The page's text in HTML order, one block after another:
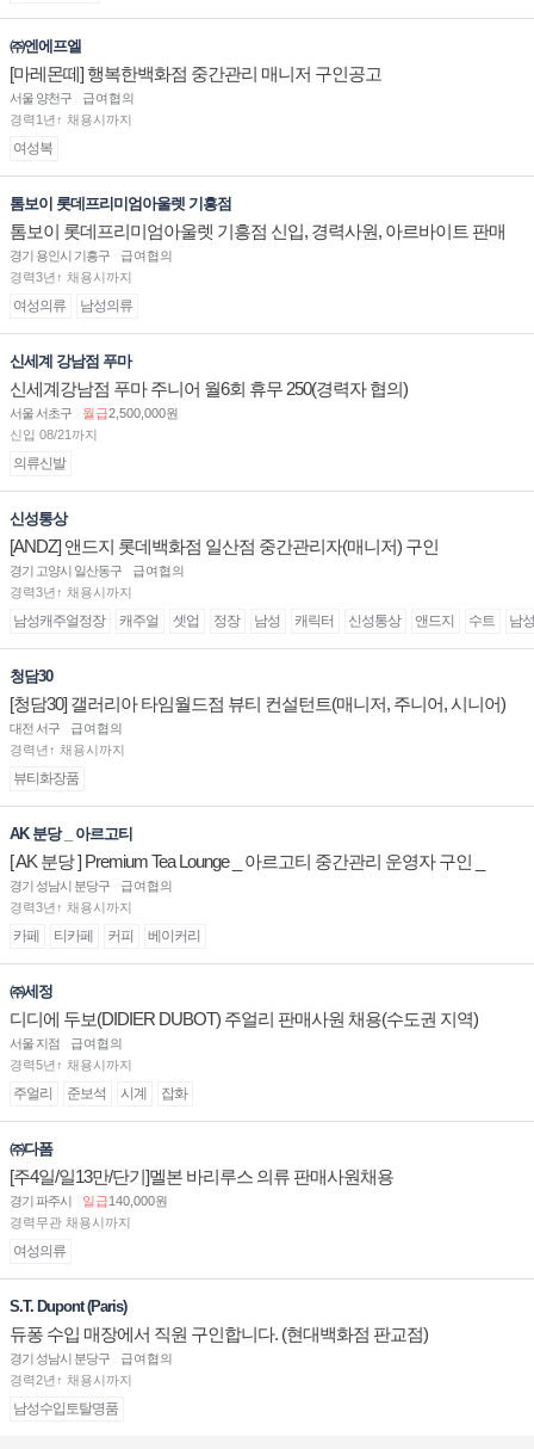
㈜엔에프엘
[마레몬떼] 행복한백화점 중간관리 매니저 구인공고
서울 양천구
급여협의
경력1년↑ 채용시까지
여성복
톰보이 롯데프리미엄아울렛 기흥점
톰보이 롯데프리미엄아울렛 기흥점 신입, 경력사원, 아르바이트 판매
직 구인합니다.
경기 용인시 기흥구
급여협의
경력3년↑ 채용시까지
여성의류 남성의류
신세계 강남점 푸마
신세계강남점 푸마 주니어 월6회 휴무 250(경력자 협의)
서울 서초구 월급2,500,000원
신입 08/21까지
의류신발
신성통상
[ANDZ] 앤드지 롯데백화점 일산점 중간관리자(매니저) 구인
경기 고양시 일산동구
급여협의
경력3년↑ 채용시까지
남성캐주얼정장 캐주얼 셋업 정장 남성 캐릭터 신성통상 앤드지 수트 남
청담30
[청담30] 갤러리아 타임월드점 뷰티 컨설턴트(매니저, 주니어, 시니어)
채용
대전 서구
급여협의
경력년↑ 채용시까지
뷰티화장품
AK 분당 _ 아르고티
[ AK 분당 ] Premium Tea Lounge _ 아르고티 중간관리 운영자 구인 _
경기 성남시 분당구
급여협의
경력3년↑ 채용시까지
카페 티카페 커피 베이커리
㈜세정
디디에 두보(DIDIER DUBOT) 주얼리 판매사원 채용(수도권 지역)
서울 지점
급여협의
경력5년↑ 채용시까지
주얼리 준보석 시계 잡화
㈜다폼
[주4일/일13만/단기]멜본 바리루스 의류 판매사원채용
경기 파주시 일급140,000원
경력무관 채용시까지
여성의류
S.T. Dupont (Paris)
듀퐁 수입 매장에서 직원 구인합니다. (현대백화점 판교점)
경기 성남시 분당구
급여협의
경력2년↑ 채용시까지
남성수입토탈명품